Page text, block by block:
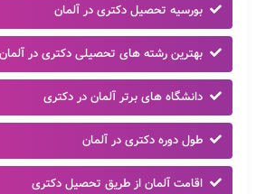
بورسیه تحصیل دکتری در آلمان
بهترین رشته های تحصیلی دکتری در آلمان
دانشگاه های برتر آلمان در دکتری
طول دوره دکتری در آلمان
اقامت آلمان از طریق تحصیل دکتری